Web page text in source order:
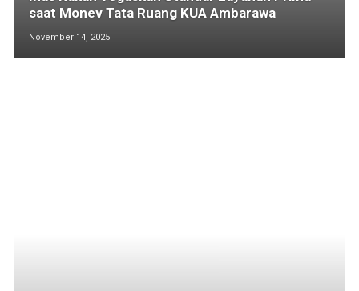
saat Monev Tata Ruang KUA Ambarawa
November 14, 2025